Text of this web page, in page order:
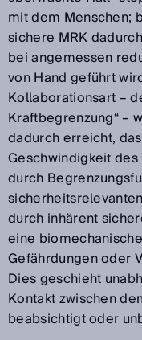
mit dem Menschen;
sichere MRK
bei angemessen
von Hand geführt
Kollaborationsart –
Kraftbegrenzung“ –
dadurch erreicht,
Geschwindigkeit
durch
durch inhärent
eine
Gefährdungen oder
Dies geschieht
Kontakt zwischen
beabsichtigt oder